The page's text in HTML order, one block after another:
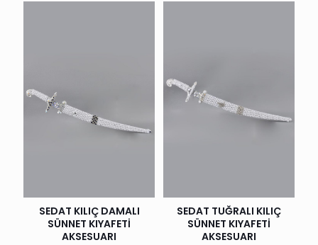
SEDAT KILIÇ DAMALI
SÜNNET KIYAFETİ
AKSESUARI
SEDAT TUĞRALI KILIÇ
SÜNNET KIYAFETİ
AKSESUARI